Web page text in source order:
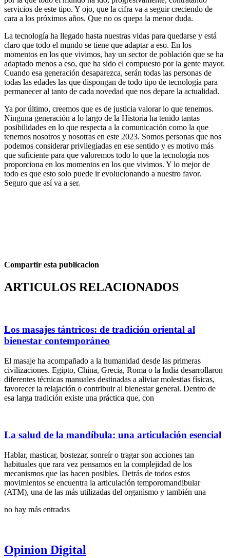
servicios de este tipo. Y ojo, que la cifra va a seguir creciendo de
cara a los próximos años. Que no os quepa la menor duda.
La tecnología ha llegado hasta nuestras vidas para quedarse y está
claro que todo el mundo se tiene que adaptar a eso. En los
momentos en los que vivimos, hay un sector de población que se ha
adaptado menos a eso, que ha sido el compuesto por la gente mayor.
Cuando esa generación desaparezca, serán todas las personas de
todas las edades las que dispongan de todo tipo de tecnología para
permanecer al tanto de cada novedad que nos depare la actualidad.
Ya por último, creemos que es de justicia valorar lo que tenemos.
Ninguna generación a lo largo de la Historia ha tenido tantas
posibilidades en lo que respecta a la comunicación como la que
tenemos nosotros y nosotras en este 2023. Somos personas que nos
podemos considerar privilegiadas en ese sentido y es motivo más
que suficiente para que valoremos todo lo que la tecnología nos
proporciona en los momentos en los que vivimos. Y lo mejor de
todo es que esto solo puede ir evolucionando a nuestro favor.
Seguro que así va a ser.
Compartir esta publicacion
ARTICULOS RELACIONADOS
Los masajes tántricos: de tradición oriental al
bienestar contemporáneo
El masaje ha acompañado a la humanidad desde las primeras
civilizaciones. Egipto, China, Grecia, Roma o la India desarrollaron
diferentes técnicas manuales destinadas a aliviar molestias físicas,
favorecer la relajación o contribuir al bienestar general. Dentro de
esa larga tradición existe una práctica que, con
La salud de la mandíbula: una articulación esencial
Hablar, masticar, bostezar, sonreír o tragar son acciones tan
habituales que rara vez pensamos en la complejidad de los
mecanismos que las hacen posibles. Detrás de todos estos
movimientos se encuentra la articulación temporomandibular
(ATM), una de las más utilizadas del organismo y también una
no hay más entradas
Opinion Digital